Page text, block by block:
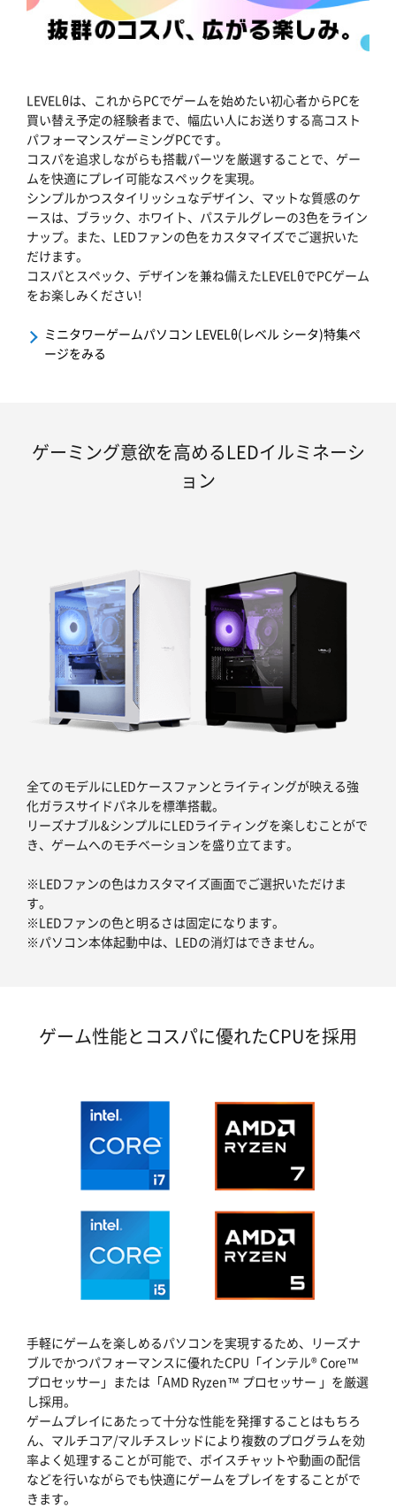
LEVELθは、これからPCでゲームを始めたい初心者からPCを
買い替え予定の経験者まで、幅広い人にお送りする高コスト
パフォーマンスゲーミングPCです。
コスパを追求しながらも搭載パーツを厳選することで、ゲー
ムを快適にプレイ可能なスペックを実現。
シンプルかつスタイリッシュなデザイン、マットな質感のケ
ースは、ブラック、ホワイト、パステルグレーの3色をライン
ナップ。また、LEDファンの色をカスタマイズでご選択いた
だけます。
コスパとスペック、デザインを兼ね備えたLEVELθでPCゲーム
をお楽しみください!
ミニタワーゲームパソコン LEVELθ(レベル シータ)特集ペ
ージをみる
ゲーミング意欲を高めるLEDイルミネーシ
ョン
全てのモデルにLEDケースファンとライティングが映える強
化ガラスサイドパネルを標準搭載。
リーズナブル&シンプルにLEDライティングを楽しむことがで
き、ゲームへのモチベーションを盛り立てます。
※LEDファンの色はカスタマイズ画面でご選択いただけま
す。
※LEDファンの色と明るさは固定になります。
※パソコン本体起動中は、LEDの消灯はできません。
ゲーム性能とコスパに優れたCPUを採用
手軽にゲームを楽しめるパソコンを実現するため、リーズナ
ブルでかつパフォーマンスに優れたCPU「インテル® Core™
プロセッサー」または「AMD Ryzen™ プロセッサー 」を厳選
し採用。
ゲームプレイにあたって十分な性能を発揮することはもちろ
ん、マルチコア/マルチスレッドにより複数のプログラムを効
率よく処理することが可能で、ボイスチャットや動画の配信
などを行いながらでも快適にゲームをプレイをすることがで
きます。